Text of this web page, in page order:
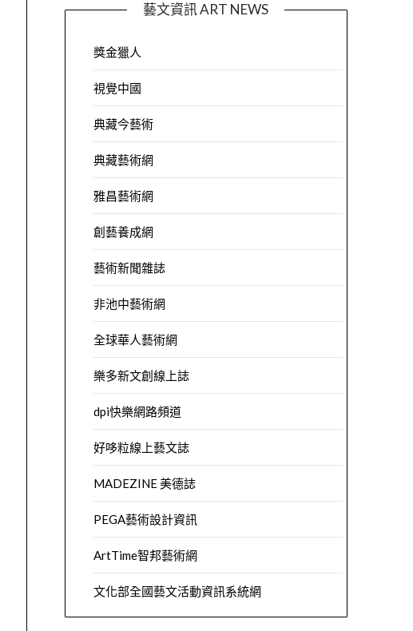
藝文資訊 ART NEWS
獎金獵人
視覺中國
典藏今藝術
典藏藝術網
雅昌藝術網
創藝養成網
藝術新聞雜誌
非池中藝術網
全球華人藝術網
樂多新文創線上誌
dpi快樂網路頻道
好哆粒線上藝文誌
MADEZINE 美德誌
PEGA藝術設計資訊
ArtTime智邦藝術網
文化部全國藝文活動資訊系統網